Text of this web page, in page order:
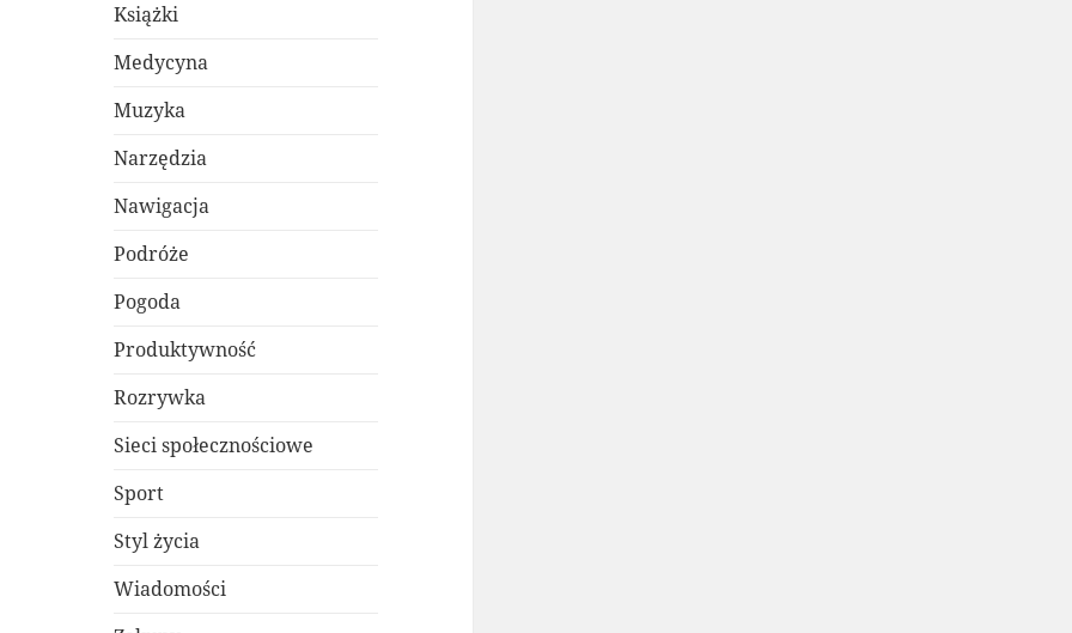
Książki
Medycyna
Muzyka
Narzędzia
Nawigacja
Podróże
Pogoda
Produktywność
Rozrywka
Sieci społecznościowe
Sport
Styl życia
Wiadomości